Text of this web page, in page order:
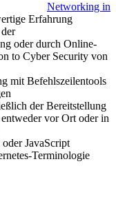
Networking in
Erfahrung
oder durch Online-
to Cyber Security von
mit Befehlszeilentools
der Bereitstellung
vor Ort oder in
JavaScript
Terminologie